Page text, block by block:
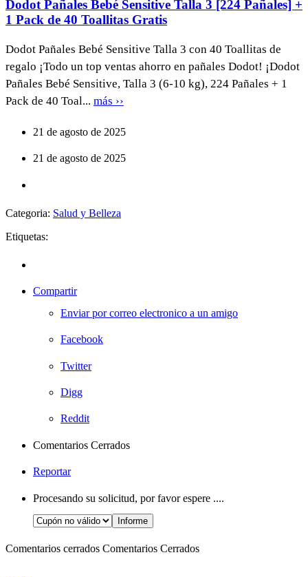
Dodot Pañales Bebé Sensitive Talla 3 [224 Pañales] +
1 Pack de 40 Toallitas Gratis
Dodot Pañales Bebé Sensitive Talla 3 con 40 Toallitas de
regalo ¡Todo un top ventas ahorro en pañales Dodot! ¡Dodot
Pañales Bebé Sensitive, Talla 3 (6-10 kg), 224 Pañales + 1
Pack de 40 Toal... más ››
21 de agosto de 2025
21 de agosto de 2025
Categoria: Salud y Belleza
Etiquetas:
Compartir
Enviar por correo electronico a un amigo
Facebook
Twitter
Digg
Reddit
Comentarios Cerrados
Reportar
Procesando su solicitud, por favor espere ....
Comentarios cerrados Comentarios Cerrados